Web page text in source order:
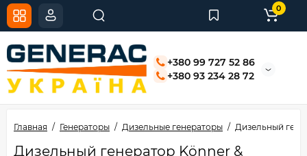
+380 99 727 52 86
+380 93 234 28 72
0
Главная Генераторы Дизельные генераторы Дизельный
Дизельный генератор Könner &